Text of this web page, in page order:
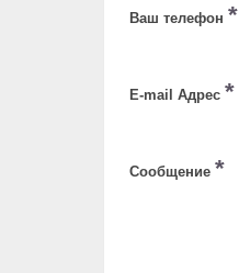
Ваш телефон *
E-mail Адрес *
Сообщение *